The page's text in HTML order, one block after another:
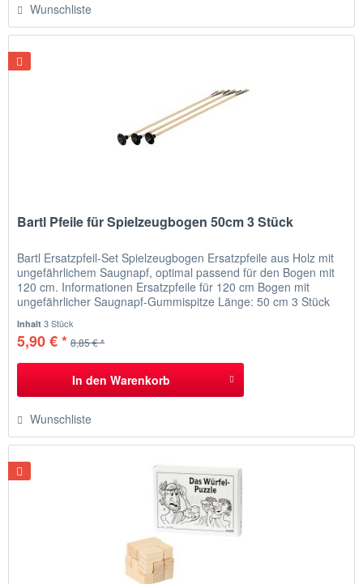
Wunschliste
Bartl Pfeile für Spielzeugbogen 50cm 3 Stück
Bartl Ersatzpfeil-Set Spielzeugbogen Ersatzpfeile aus Holz mit
ungefährlichem Saugnapf, optimal passend für den Bogen mit
120 cm. Informationen Ersatzpfeile für 120 cm Bogen mit
ungefährlicher Saugnapf-Gummispitze Länge: 50 cm 3 Stück
Inhalt3 Stück
5,90 € * 8,85 € *
In den Warenkorb
Wunschliste